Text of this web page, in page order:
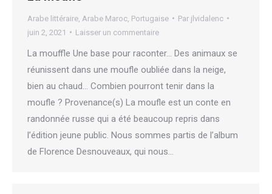
Arabe littéraire Arabe Maroc Portugaise Par jlvidalenc
juin 2, 2021
Laisser un commentaire
La mouffle Une base pour raconter… Des animaux se
réunissent dans une moufle oubliée dans la neige,
bien au chaud… Combien pourront tenir dans la
moufle ? Provenance(s) La moufle est un conte en
randonnée russe qui a été beaucoup repris dans
l’édition jeune public. Nous sommes partis de l’album
de Florence Desnouveaux, qui nous…